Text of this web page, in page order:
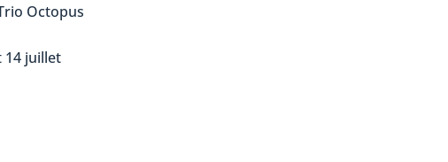
Octopus
14 juillet